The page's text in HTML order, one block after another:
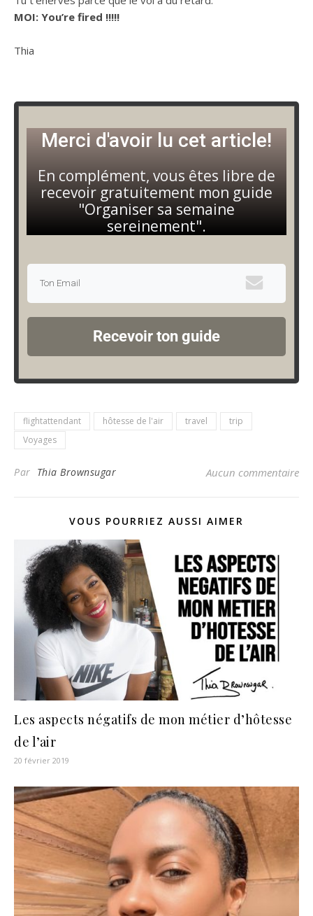
MOI: You’re fired !!!!!
Thia
Merci d'avoir lu cet article!
En complément, vous êtes libre de
recevoir gratuitement mon guide
"Organiser sa semaine
sereinement".
Recevoir ton guide
flightattendant hôtesse de l'air travel
trip
Voyages
Par Thia Brownsugar Aucun commentaire
VOUS POURRIEZ AUSSI AIMER
Les aspects négatifs de mon métier d’hôtesse
de l’air
20 février 2019